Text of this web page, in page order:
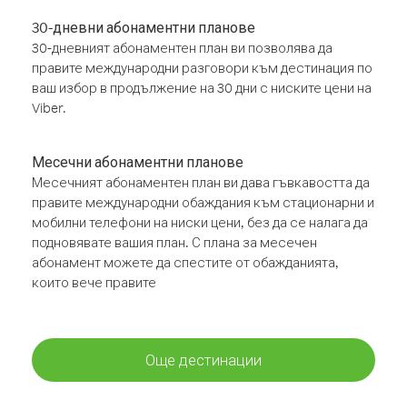
30-дневни абонаментни планове
30-дневният абонаментен план ви позволява да
правите международни разговори към дестинация по
ваш избор в продължение на 30 дни с ниските цени на
Viber.
Месечни абонаментни планове
Месечният абонаментен план ви дава гъвкавостта да
правите международни обаждания към стационарни и
мобилни телефони на ниски цени, без да се налага да
подновявате вашия план. С плана за месечен
абонамент можете да спестите от обажданията,
които вече правите
Още дестинации